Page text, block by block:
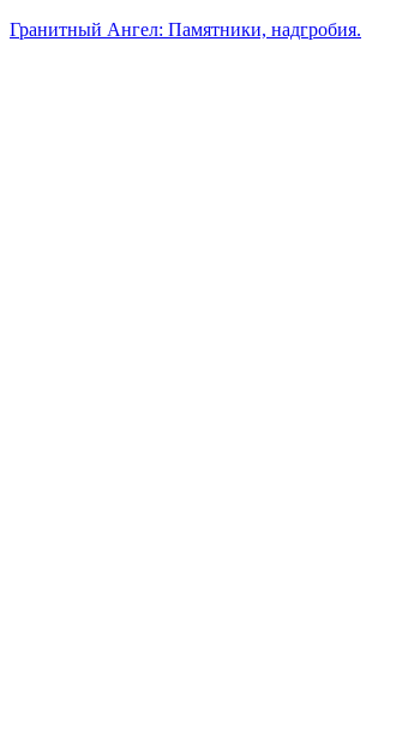
Гранитный Ангел: Памятники, надгробия.